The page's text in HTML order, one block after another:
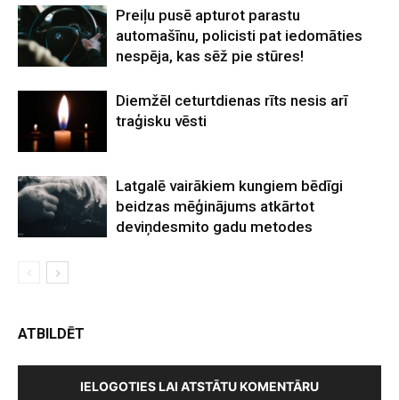
Preiļu pusē apturot parastu
automašīnu, policisti pat iedomāties
nespēja, kas sēž pie stūres!
Diemžēl ceturtdienas rīts nesis arī
traģisku vēsti
Latgalē vairākiem kungiem bēdīgi
beidzas mēģinājums atkārtot
deviņdesmito gadu metodes
ATBILDĒT
IELOGOTIES LAI ATSTĀTU KOMENTĀRU